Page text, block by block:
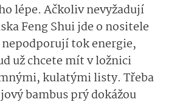
lépe. Ačkoliv nevyžadují
Feng Shui jde o nositele
tok energie,
už chcete mít v ložnici
kulatými listy. Třeba
bambus prý dokážou